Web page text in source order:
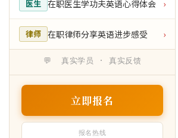
医生 在职医生学功夫英语心得体会 ›
律师 在职律师分享英语进步感受 ›
💬 真实学员 · 真实反馈
立即报名
报名热线